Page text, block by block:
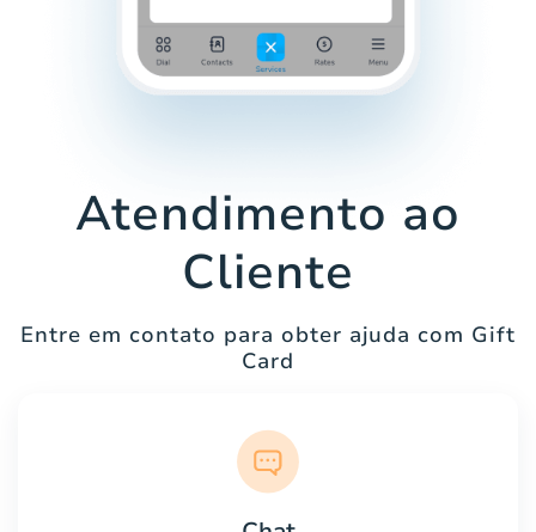
Atendimento ao
Cliente
Entre em contato para obter ajuda com Gift
Card